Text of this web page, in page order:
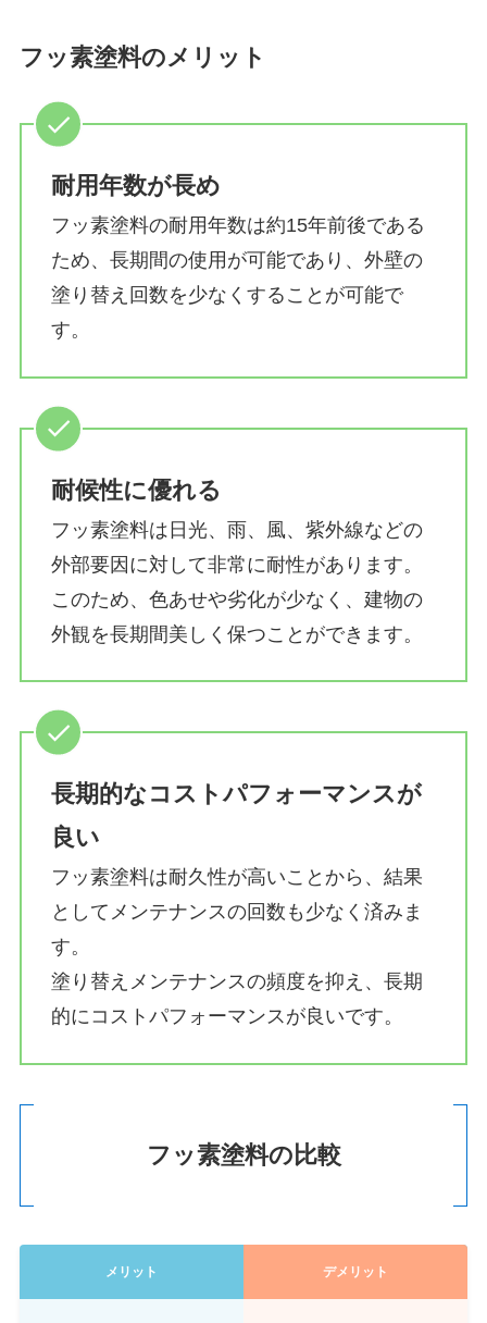
フッ素塗料のメリット
耐用年数が長め
フッ素塗料の耐用年数は約15年前後である
ため、長期間の使用が可能であり、外壁の
塗り替え回数を少なくすることが可能で
す。
耐候性に優れる
フッ素塗料は日光、雨、風、紫外線などの
外部要因に対して非常に耐性があります。
このため、色あせや劣化が少なく、建物の
外観を長期間美しく保つことができます。
長期的なコストパフォーマンスが
良い
フッ素塗料は耐久性が高いことから、結果
としてメンテナンスの回数も少なく済みま
す。
塗り替えメンテナンスの頻度を抑え、長期
的にコストパフォーマンスが良いです。
フッ素塗料の比較
メリット デメリット